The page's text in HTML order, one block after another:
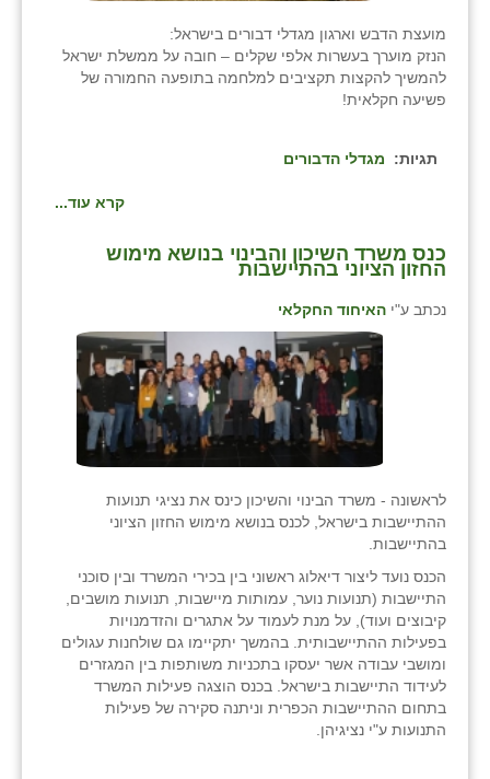
מועצת הדבש וארגון מגדלי דבורים בישראל:
הנזק מוערך בעשרות אלפי שקלים – חובה על ממשלת ישראל
להמשיך להקצות תקציבים למלחמה בתופעה החמורה של
פשיעה חקלאית!
תגיות: מגדלי הדבורים
קרא עוד...
כנס משרד השיכון והבינוי בנושא מימוש
החזון הציוני בהתיישבות
נכתב ע"י האיחוד החקלאי
לראשונה - משרד הבינוי והשיכון כינס את נציגי תנועות
ההתיישבות בישראל, לכנס בנושא מימוש החזון הציוני
בהתיישבות.
הכנס נועד ליצור דיאלוג ראשוני בין בכירי המשרד ובין סוכני
התיישבות (תנועות נוער, עמותות מיישבות, תנועות מושבים,
קיבוצים ועוד), על מנת לעמוד על אתגרים והזדמנויות
בפעילות ההתיישבותית. בהמשך יתקיימו גם שולחנות עגולים
ומושבי עבודה אשר יעסקו בתכניות משותפות בין המגזרים
לעידוד התיישבות בישראל. בכנס הוצגה פעילות המשרד
בתחום ההתיישבות הכפרית וניתנה סקירה של פעילות
התנועות ע"י נציגיהן.